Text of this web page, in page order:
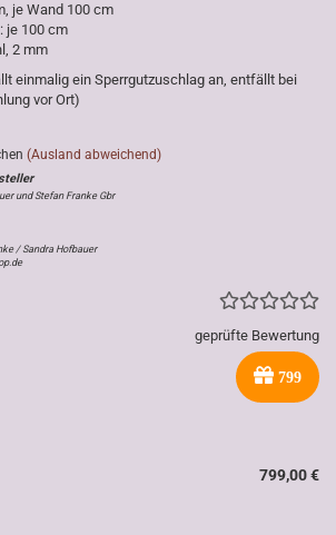
je Wand 100 cm
je 100 cm
2 mm
einmalig ein Sperrgutzuschlag an, entfällt bei
vor Ort)
(Ausland abweichend)
und Stefan Franke Gbr
/ Sandra Hofbauer
geprüfte Bewertung
799
799,00 €